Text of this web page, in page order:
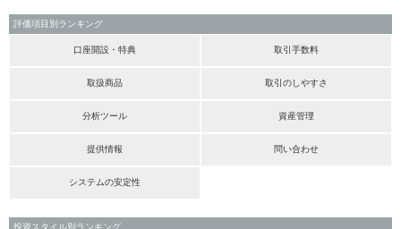
評価項目別ランキング
口座開設・特典 取引手数料
取扱商品 取引のしやすさ
分析ツール 資産管理
提供情報 問い合わせ
システムの安定性
投資スタイル別ランキング